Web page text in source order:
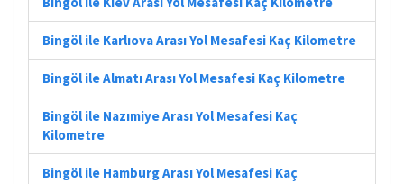
Bingöl ile Karlıova Arası Yol Mesafesi Kaç Kilometre
Bingöl ile Almatı Arası Yol Mesafesi Kaç Kilometre
Bingöl ile Nazımiye Arası Yol Mesafesi Kaç
Kilometre
Bingöl ile Hamburg Arası Yol Mesafesi Kaç